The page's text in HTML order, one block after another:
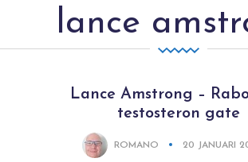
lance
Lance Amstrong –
testosteron gate
ROMANO 20 JANUARI